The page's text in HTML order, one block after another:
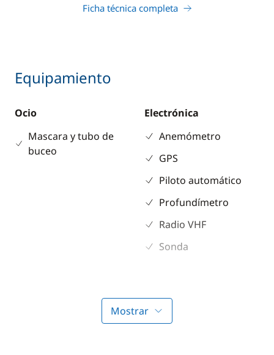
Ficha técnica completa
Equipamiento
Ocio
Mascara y tubo de
buceo
Electrónica
Anemómetro
GPS
Piloto automático
Profundímetro
Radio VHF
Sonda
Agua caliente
Mostrar